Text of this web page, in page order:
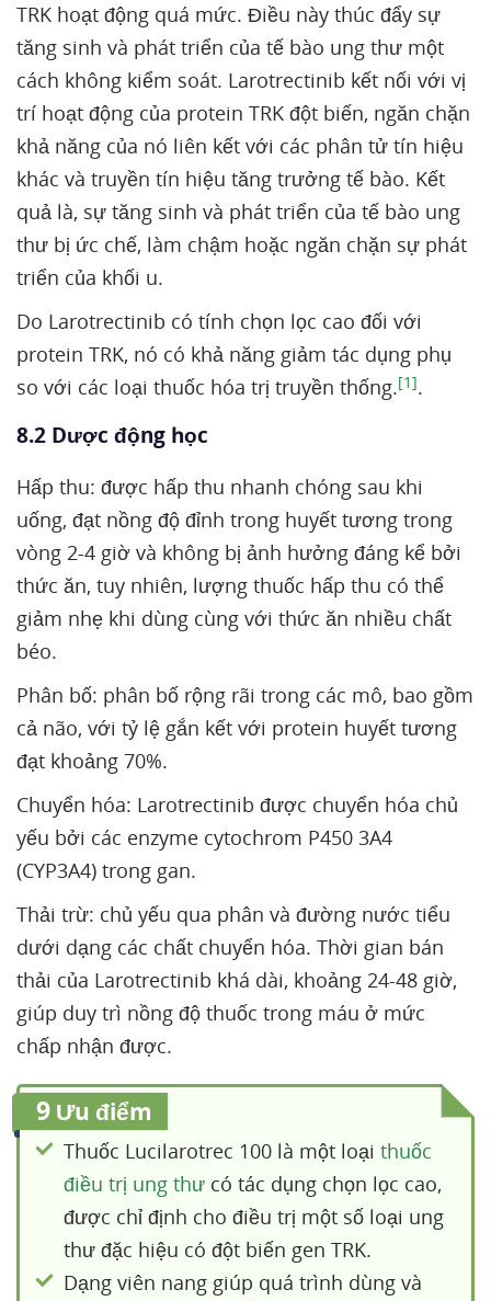
TRK hoạt động quá mức. Điều này thúc đẩy sự
tăng sinh và phát triển của tế bào ung thư một
cách không kiểm soát. Larotrectinib kết nối với vị
trí hoạt động của protein TRK đột biến, ngăn chặn
khả năng của nó liên kết với các phân tử tín hiệu
khác và truyền tín hiệu tăng trưởng tế bào. Kết
quả là, sự tăng sinh và phát triển của tế bào ung
thư bị ức chế, làm chậm hoặc ngăn chặn sự phát
triển của khối u.
Do Larotrectinib có tính chọn lọc cao đối với
protein TRK, nó có khả năng giảm tác dụng phụ
so với các loại thuốc hóa trị truyền thống.[1].
8.2 Dược động học
Hấp thu: được hấp thu nhanh chóng sau khi
uống, đạt nồng độ đỉnh trong huyết tương trong
vòng 2-4 giờ và không bị ảnh hưởng đáng kể bởi
thức ăn, tuy nhiên, lượng thuốc hấp thu có thể
giảm nhẹ khi dùng cùng với thức ăn nhiều chất
béo.
Phân bố: phân bố rộng rãi trong các mô, bao gồm
cả não, với tỷ lệ gắn kết với protein huyết tương
đạt khoảng 70%.
Chuyển hóa: Larotrectinib được chuyển hóa chủ
yếu bởi các enzyme cytochrom P450 3A4
(CYP3A4) trong gan.
Thải trừ: chủ yếu qua phân và đường nước tiểu
dưới dạng các chất chuyển hóa. Thời gian bán
thải của Larotrectinib khá dài, khoảng 24-48 giờ,
giúp duy trì nồng độ thuốc trong máu ở mức
chấp nhận được.
9 Ưu điểm
Thuốc Lucilarotrec 100 là một loại thuốc
điều trị ung thư có tác dụng chọn lọc cao,
được chỉ định cho điều trị một số loại ung
thư đặc hiệu có đột biến gen TRK.
Dạng viên nang giúp quá trình dùng và